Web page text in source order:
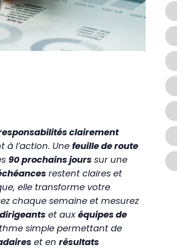
clairement
à l’action. Unefeuille de route
90 prochains jourssur une
restent claires et
elle transforme votre
chaque semaine et mesurez
dirigeantset aux équipes de
simple permettant de
et en résultats